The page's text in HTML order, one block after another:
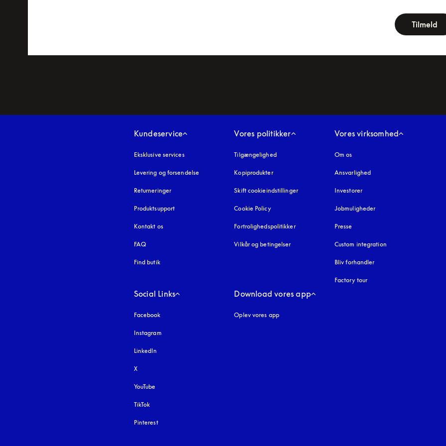
Tilmeld
Kundeservice
Eksklusive services
Levering og forsendelse
Returneringer
Produktsupport
Kontakt os
FAQ
Find butik
Vores politikker
Tilgængelighedåbnes under en ny fane
Kopiprodukteråbnes under en ny fane
Skift cookieindstillinger
Cookie Policyåbnes under en ny fane
Fortrolighedspolitikkeråbnes under en ny fane
Vilkår og betingelser
Vores virksomhed
Om os
Ansvarlighed
Investorer
Jobmuligheder
Presse
Custom integration
Bliv forhandler
Factory tour
Social Links
Facebook
Instagram
LinkedIn
X
YouTube
TikTok
Pinterest
Download vores app
Oplev vores app